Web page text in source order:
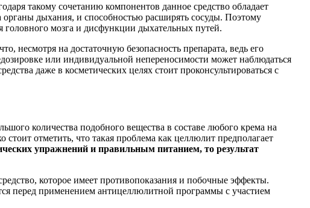
такому сочетанию компонентов данное средство обладает
дыхания, и способностью расширять сосуды. Поэтому
головного мозга и дисфункции дыхательных путей.
несмотря на достаточную безопасность препарата, ведь его
или индивидуальной непереносимости может наблюдаться
даже в косметических целях стоит проконсультироваться с
количества подобного вещества в составе любого крема на
отметить, что такая проблема как целлюлит предполагает
упражнений и правильным питанием, то результат
которое имеет противопоказания и побочные эффекты.
перед применением антицеллюлитной программы с участием